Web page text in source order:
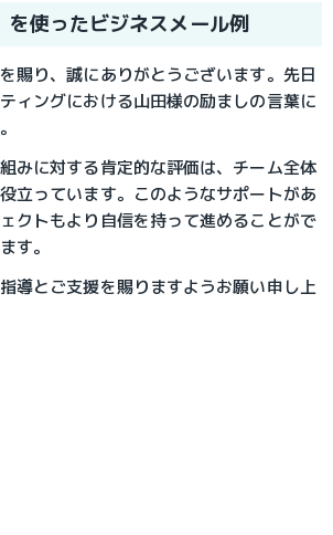
を使ったビジネスメール例
賜り、誠にありがとうございます。先日
ィングにおける山田様の励ましの言葉に
みに対する肯定的な評価は、チーム全体
立っています。このようなサポートがあ
クトもより自信を持って進めることがで
す。
導とご支援を賜りますようお願い申し上